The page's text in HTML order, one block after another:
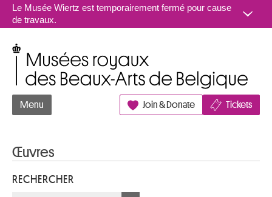
Aller au contenu
Le Musée Wiertz est temporairement fermé pour cause
de travaux.
Menu Join & Donate Tickets
Œuvres
RECHERCHER